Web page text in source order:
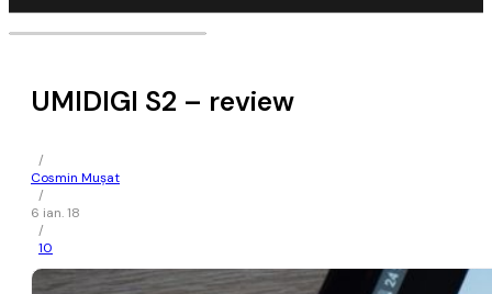
UMIDIGI S2 – review
/
Cosmin Mușat
/
6 ian. 18
/
10